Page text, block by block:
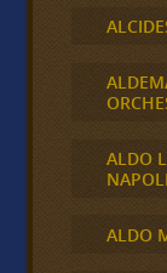
ALDO
ALDO